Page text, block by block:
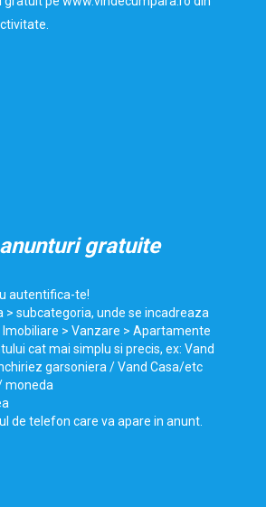
gratuite
autentifica-te!
> subcategoria, unde se incadreaza
> Vanzare > Apartamente
cat mai simplu si precis, ex: Vand
garsoniera / Vand Casa/etc
moneda
de telefon care va apare in anunt.